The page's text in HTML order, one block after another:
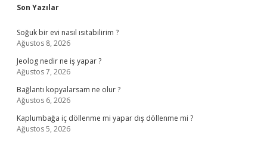
Sidebar
Son Yazılar
Soğuk bir evi nasıl ısıtabilirim ?
Ağustos 8, 2026
Jeolog nedir ne iş yapar ?
Ağustos 7, 2026
Bağlantı kopyalarsam ne olur ?
Ağustos 6, 2026
Kaplumbağa iç döllenme mi yapar dış döllenme mi ?
Ağustos 5, 2026